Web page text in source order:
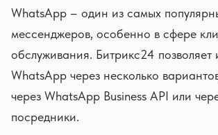
WhatsApp – один из самых
мессенджеров, особенно в сфере
обслуживания. Битрикс24 позволяет
WhatsApp через несколько
через WhatsApp Business API или
посредники.